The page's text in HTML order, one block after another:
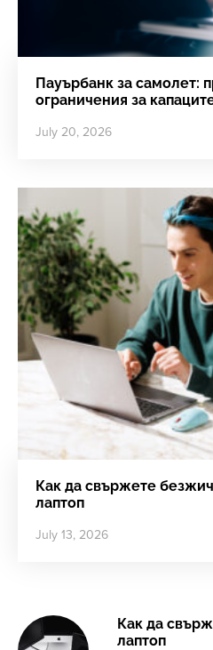
Пауърбанк за самолет:
ограничения за
July 20, 2026
Как да свържете
лаптоп
July 13, 2026
Как да
лаптоп